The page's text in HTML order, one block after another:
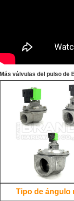
Más válvulas del pulso de
Tipo de ángulo